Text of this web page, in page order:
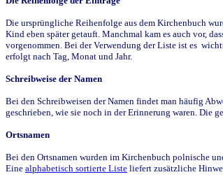
Die ursprüngliche Reihenfolge aus dem Kirchenbuch
Kind eben später getauft. Manchmal kam es auch vor,
vorgenommen. Bei der Verwendung der Liste ist es
erfolgt nach Tag, Monat und Jahr.
Schreibweise der Namen
Bei den Schreibweisen der Namen findet man häufig
geschrieben, wie sie noch in der Erinnerung waren. Die
Ortsnamen
Bei den Ortsnamen wurden im Kirchenbuch polnische
Eine alphabetisch sortierte Liste liefert zusätzliche